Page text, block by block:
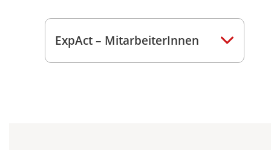
ExpAct – MitarbeiterInnen